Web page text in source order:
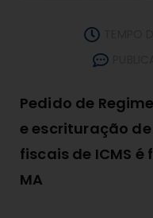
Pedido de
e escrituração
fiscais de ICMS é
MA